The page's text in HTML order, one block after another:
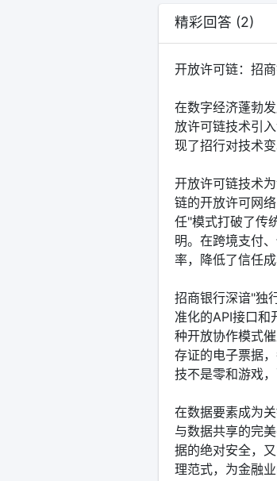
精彩回答 (2)
开放许可链：招
在数字经济蓬勃
放许可链技术引
现了招行对技术
开放许可链技术
链的开放许可网
任"模式打破了传
明。在跨境支付
率，降低了信任成
招商银行深谙"独
准化的API接口和
种开放协作模式
存证的电子票据
技不是零和游戏
在数据要素成为
与数据共享的完
据的绝对安全，
理范式，为金融